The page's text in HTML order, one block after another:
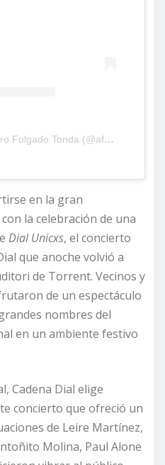
A post shared by Amparo Folgado Tonda (@aftorrent)
en la gran
la celebración de una
Dial Unicxs, el concierto
que anoche volvió a
de Torrent. Vecinos y
de un espectáculo
nombres del
en un ambiente festivo
Cadena Dial elige
concierto que ofreció un
de Leire Martínez,
Molina, Paul Alone